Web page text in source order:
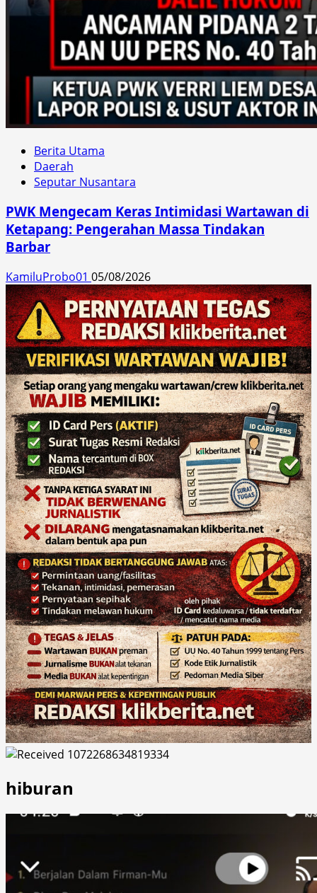
Berita Utama
Daerah
Seputar Nusantara
PWK Mengecam Keras Intimidasi Wartawan di
Ketapang: Pengerahan Massa Tindakan
Barbar
KamiluProbo01 05/08/2026
hiburan